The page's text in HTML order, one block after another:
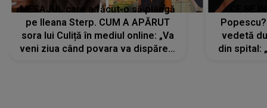
MESAJUL care a făcut-o să plângă
pe Ileana Sterp. CUM A APĂRUT
sora lui Culiță în mediul online: „Va
veni ziua când povara va dispărea,
vedetă
din spital: